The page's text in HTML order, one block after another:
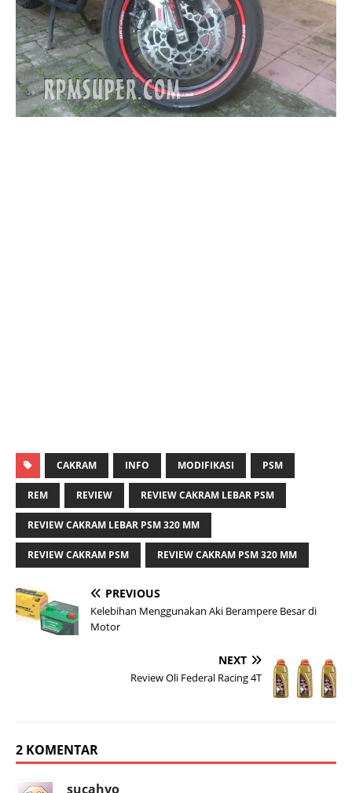
CAKRAM INFO MODIFIKASI PSM
REM REVIEW REVIEW CAKRAM LEBAR PSM
REVIEW CAKRAM LEBAR PSM 320 MM
REVIEW CAKRAM PSM REVIEW CAKRAM PSM 320 MM
PREVIOUS
Kelebihan Menggunakan Aki Berampere Besar di
Motor
NEXT
Review Oli Federal Racing 4T
2 KOMENTAR
sucahyo